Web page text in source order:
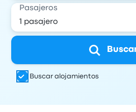
Pasajeros
Buscar alojamientos